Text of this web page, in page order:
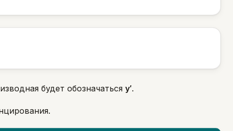
будет обозначаться y′.